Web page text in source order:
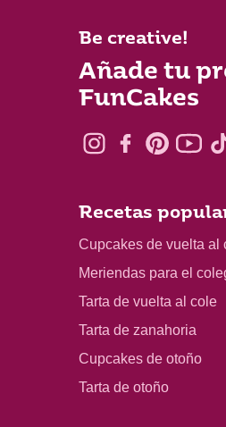
Be creative!
Añade tu
FunCakes
Recetas
Cupcakes de vuelta al
Meriendas para el
Tarta de vuelta al cole
Tarta de zanahoria
Cupcakes de otoño
Tarta de otoño